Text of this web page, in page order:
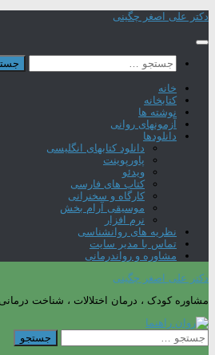
Skip
content
دکتر علی اصغر چگینی
جستجو
برای:
خانه
کتابخانه
نوشته ها
آزمونهای روانی
دانلودها
دانلود کتابهای انگلیسی
پاورپوینت
ویدئو
کتاب های فارسی
کارگاه و سخنرانی
موسیقی آرام بخش
نرم افزار
نظریه های روانشناسی
تماس با مدیر سایت
مشاوره و رواندرمانی
دکتر علی اصغر چگینی
مشاوره کودک ، درمان اختلالات ، شناخت
جستجو
برای: